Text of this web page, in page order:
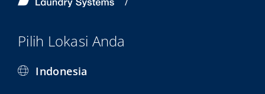
Pilih Lokasi Anda
Indonesia